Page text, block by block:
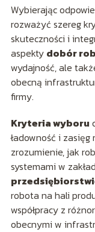
Wybierając
rozważyć szereg
skuteczności i
aspekty dobór
wydajność, ale
obecną
firmy.
Kryteria wyboru
ładowność i
zrozumienie, jak
systemami w
robota na hali
współpracy z
obecnymi w